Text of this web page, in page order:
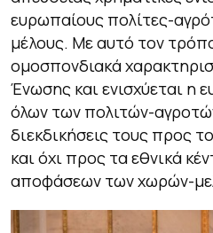
ευρωπαίους πολίτες-
μέλους. Με αυτό τον
ομοσπονδιακά
Ένωσης και ενισχύεται η
όλων των πολιτών-
διεκδικήσεις τους προς
και όχι προς τα εθνικά
αποφάσεων των χωρών-